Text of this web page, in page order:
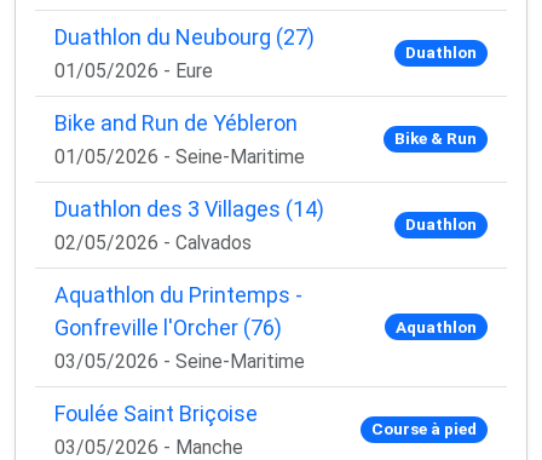
Duathlon du Neubourg (27)
01/05/2026 - Eure
Duathlon
Bike and Run de Yébleron
01/05/2026 - Seine-Maritime
Bike & Run
Duathlon des 3 Villages (14)
02/05/2026 - Calvados
Duathlon
Aquathlon du Printemps -
Gonfreville l'Orcher (76)
03/05/2026 - Seine-Maritime
Aquathlon
Foulée Saint Briçoise
03/05/2026 - Manche
Course à pied